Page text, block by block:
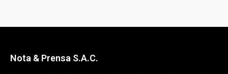
Nota & Prensa S.A.C.